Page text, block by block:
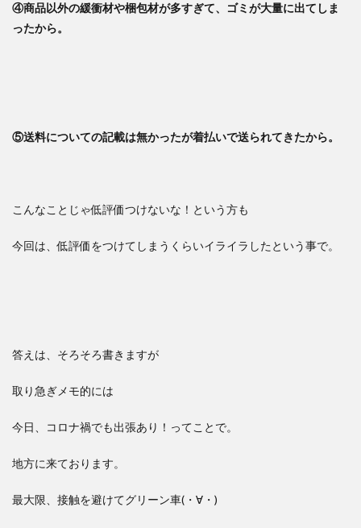
④商品以外の緩衝材や梱包材が多すぎて、ゴミが大量に出てしま
ったから。
⑤送料についての記載は無かったが着払いで送られてきたから。
こんなことじゃ低評価つけないな！という方も
今回は、低評価をつけてしまうくらいイライラしたという事で。
答えは、そろそろ書きますが
取り急ぎメモ的には
今日、コロナ禍でも出張あり！ってことで。
地方に来ております。
最大限、接触を避けてグリーン車(・∀・)